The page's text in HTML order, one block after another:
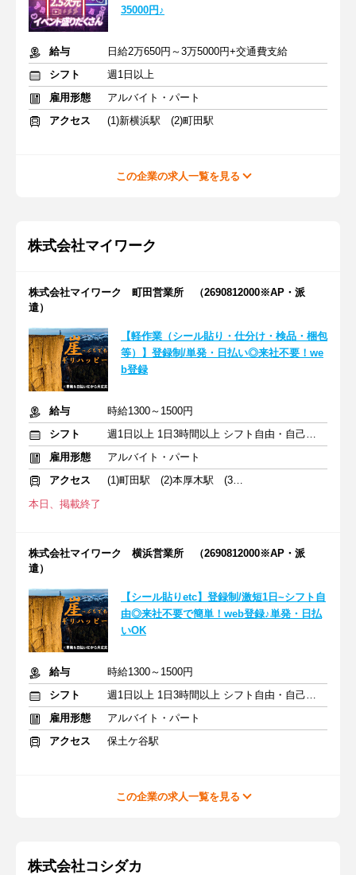
35000円♪
給与
日給2万650円～3万5000円+交通費支給
シフト
週1日以上
雇用形態
アルバイト・パート
アクセス
(1)新横浜駅 (2)町田駅
この企業の求人一覧を見る
株式会社マイワーク
株式会社マイワーク 町田営業所 （2690812000※AP・派
遣）
【軽作業（シール貼り・仕分け・検品・梱包
等）】登録制/単発・日払い◎来社不要！we
b登録
給与
時給1300～1500円
シフト
週1日以上 1日3時間以上 シフト自由・自己申告
雇用形態
アルバイト・パート
アクセス
(1)町田駅 (2)本厚木駅 (3)横浜駅
本日、掲載終了
株式会社マイワーク 横浜営業所 （2690812000※AP・派
遣）
【シール貼りetc】登録制/激短1日~シフト自
由◎来社不要で簡単！web登録♪単発・日払
いOK
給与
時給1300～1500円
シフト
週1日以上 1日3時間以上 シフト自由・自己申告
雇用形態
アルバイト・パート
アクセス
保土ケ谷駅
この企業の求人一覧を見る
株式会社コシダカ